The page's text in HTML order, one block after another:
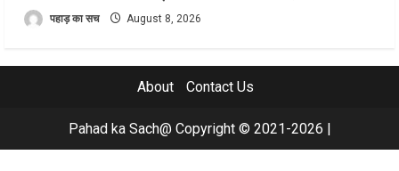
पहाड़ का सच August 8, 2026
About Contact Us
Pahad ka Sach@ Copyright © 2021-2026